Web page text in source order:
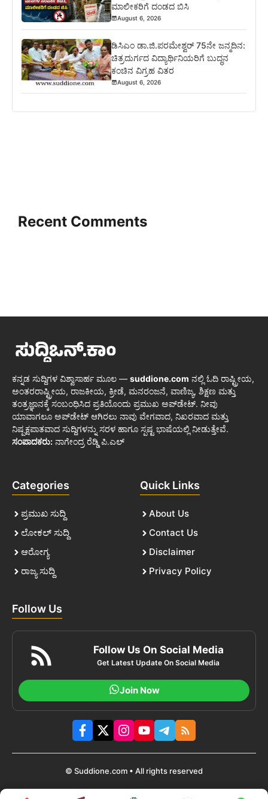
ಮಾಲೀಕರಿಗೆ ದಂಡದ ಬಿಸಿ
August 6, 2026
ಡಿಸಿಎಂ ಡಾ.ಜಿ.ಪರಮೇಶ್ವರ್ 75ನೇ ಜನ್ಮದಿನ:
ಚಿತ್ರದುರ್ಗದ ವಿದ್ಯಾರ್ಥಿನಿಯರಿಗೆ ಬುದ್ಧನ
ಕಂಚಿನ ವಿಗ್ರಹ ವಿತರ
August 6, 2026
Recent Comments
ಕನ್ನಡ ಸುದ್ದಿಗಳ ವಿಶ್ವಾಸಾರ್ಹ ಮೂಲ — suddione.com ನಲ್ಲಿ ಓದಿ ರಾಷ್ಟ್ರೀಯ,
ಅಂತರರಾಷ್ಟ್ರೀಯ, ರಾಜಕೀಯ, ಕ್ರೀಡೆ, ಮನರಂಜನೆ, ವಾಣಿಜ್ಯ, ಶಿಕ್ಷಣ ಮತ್ತು
ತಂತ್ರಜ್ಞಾನಕ್ಕೆ ಸಂಬಂಧಿಸಿದ ಪ್ರತಿಯೊಂದು ಪ್ರಮುಖ ಅಪ್‌ಡೇಟ್. ನೀವು
ಯಾವಾಗಲೂ ಅಪ್‌ಡೇಟ್ ಆಗಿರಲು ನಾವು ವೇಗವಾದ, ನಿಖರವಾದ ಮತ್ತು
ನಿಷ್ಪಕ್ಷಪಾತವಾದ ಸುದ್ದಿಗಳನ್ನು ಸರಳ ಹಾಗೂ ಸ್ಪಷ್ಟ ಭಾಷೆಯಲ್ಲಿ ನೀಡುತ್ತೇವೆ.
ಸಂಪಾದಕರು: ನಾಗೇಂದ್ರ ರೆಡ್ಡಿ ಪಿ.ಎಲ್
Categories
ಪ್ರಮುಖ ಸುದ್ದಿ
ಲೋಕಲ್ ಸುದ್ದಿ
ಆರೋಗ್ಯ
ರಾಜ್ಯ ಸುದ್ದಿ
Quick Links
About Us
Contact Us
Disclaimer
Privacy Policy
Follow Us
Follow Us On Social Media
Get Latest Update On Social Media
Join Now
© Suddione.com • All rights reserved